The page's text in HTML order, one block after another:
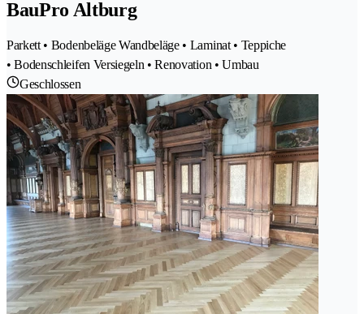
BauPro Altburg
Parkett • Bodenbeläge Wandbeläge • Laminat • Teppiche
• Bodenschleifen Versiegeln • Renovation • Umbau
Geschlossen